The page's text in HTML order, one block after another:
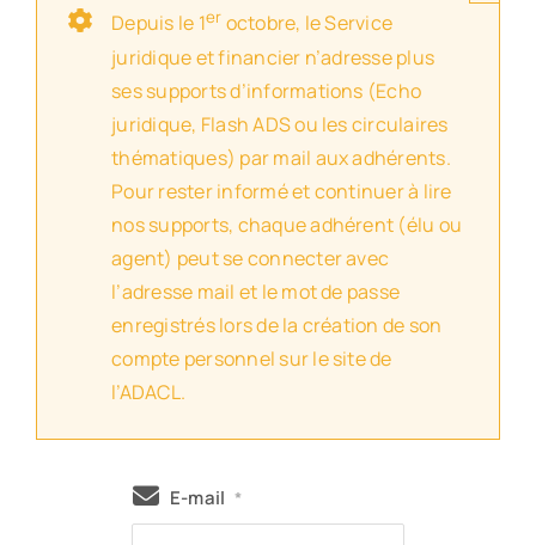
Depuis le 1er octobre, le Service
juridique et financier n’adresse plus
ses supports d’informations (Echo
juridique, Flash ADS ou les circulaires
thématiques) par mail aux adhérents.
Pour rester informé et continuer à lire
nos supports, chaque adhérent (élu ou
agent) peut se connecter avec
l’adresse mail et le mot de passe
enregistrés lors de la création de son
compte personnel sur le site de
l’ADACL.
E-mail *